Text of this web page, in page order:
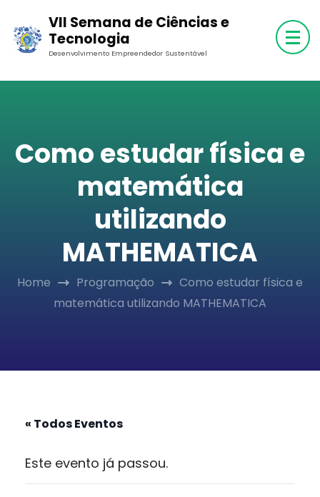
content
(Press
VII Semana de Ciências e
Tecnologia
Desenvolvimento Empreendedor Sustentável
Como estudar física e
matemática
utilizando
MATHEMATICA
Home Programação
Como estudar física e
matemática utilizando MATHEMATICA
« Todos Eventos
Este evento já passou.